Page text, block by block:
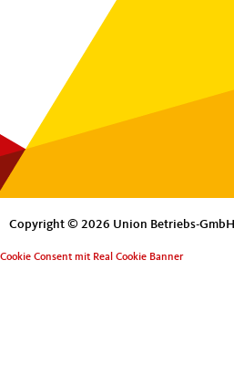
Copyright © 2026 Union Betriebs-GmbH
Cookie Consent mit Real Cookie Banner